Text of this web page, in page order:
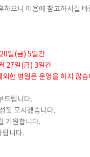
하오니 이용에 참고하시길 바
일(금) 5일간
27일(금) 3일간
한 평일은 운영을 하지 않습
드립니다.
껏 모시겠습니다.
기원합니다.
랍니다.